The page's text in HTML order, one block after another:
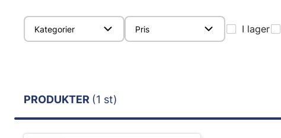
Kategorier Pris I lager
PRODUKTER (1 st)